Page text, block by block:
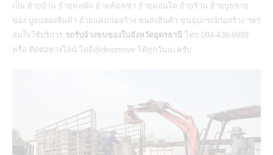
เป็น ย้ายบ้าน ย้ายหอพัก ย้ายห้องเช่า ย้ายคอนโด ย้ายร้าน ย้ายบูธขาย
ของ บูธแสดงสินค้า ย้ายแคมก่อสร้าง ขนส่งสินค้า ขนอุปกรณ์ก่อสร้าง ฯลฯ
สนใจใช้บริการ รถรับจ้างขนของในจังหวัดอุดรธานี โทร.094-438-9999
หรือ ติดต่อทางไลน์ ไอดี@dinomove ได้ทุกวันนะครับ